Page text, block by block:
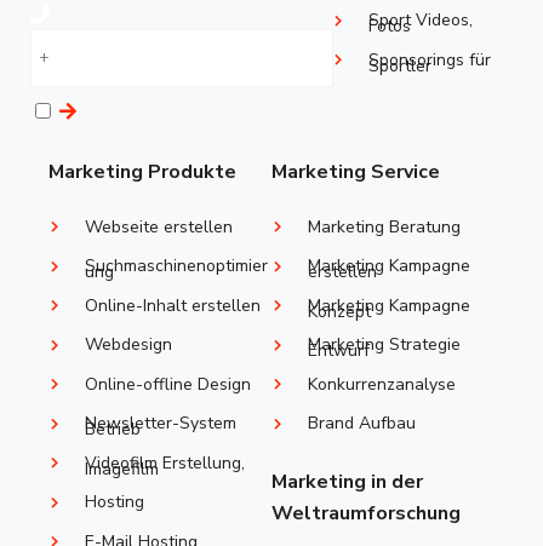
Sport Videos,
Fotos
Sponsorings ​für
Sportler
Marketing Produkte
Webseite erstellen
Suchmaschinenoptimier
ung
Online-Inhalt erstellen
Webdesign
Online-offline Design
Newsletter-System
Betrieb
Videofilm Erstellung,
Imagefilm
Hosting
E-Mail Hosting
Marketing Service
Marketing Beratung
Marketing Kampagne
erstellen
Marketing Kampagne
Konzept
Marketing Strategie
Entwurf
Konkurrenzanalyse
Brand Aufbau
Marketing in der
Weltraumforschung